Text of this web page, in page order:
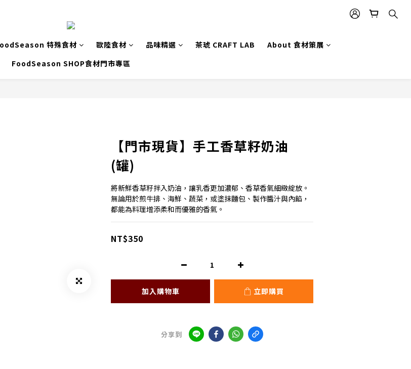
特殊食材 歐陸食材 品味精選 茶琥 CRAFT LAB
About 食材策展
FoodSeason SHOP食材門市專區
【門市現貨】手工香草籽奶油
(罐)
將新鮮香草籽拌入奶油，讓乳香更加濃郁、香草香氣細緻綻放。
無論用於煎牛排、海鮮、蔬菜，或塗抹麵包、製作醬汁與內餡，
都能為料理增添柔和而優雅的香氣。
NT$350
加入購物車 立即購買
分享到